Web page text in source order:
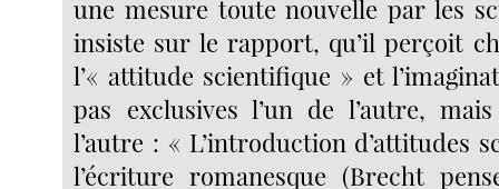
une mesure toute nouvelle par les
insiste sur le rapport, qu’il perçoit
l’« attitude scientifique » et
pas exclusives l’un de l’autre,
l’autre : « L’introduction d’attitudes
l’écriture romanesque (Brecht